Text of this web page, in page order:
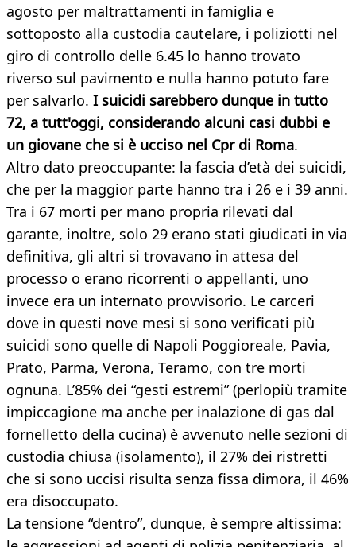
agosto per maltrattamenti in famiglia e
sottoposto alla custodia cautelare, i poliziotti nel
giro di controllo delle 6.45 lo hanno trovato
riverso sul pavimento e nulla hanno potuto fare
per salvarlo. I suicidi sarebbero dunque in tutto
72, a tutt'oggi, considerando alcuni casi dubbi e
un giovane che si è ucciso nel Cpr di Roma.
Altro dato preoccupante: la fascia d’età dei suicidi,
che per la maggior parte hanno tra i 26 e i 39 anni.
Tra i 67 morti per mano propria rilevati dal
garante, inoltre, solo 29 erano stati giudicati in via
definitiva, gli altri si trovavano in attesa del
processo o erano ricorrenti o appellanti, uno
invece era un internato provvisorio. Le carceri
dove in questi nove mesi si sono verificati più
suicidi sono quelle di Napoli Poggioreale, Pavia,
Prato, Parma, Verona, Teramo, con tre morti
ognuna. L’85% dei “gesti estremi” (perlopiù tramite
impiccagione ma anche per inalazione di gas dal
fornelletto della cucina) è avvenuto nelle sezioni di
custodia chiusa (isolamento), il 27% dei ristretti
che si sono uccisi risulta senza fissa dimora, il 46%
era disoccupato.
La tensione “dentro”, dunque, è sempre altissima: